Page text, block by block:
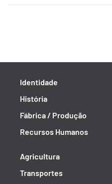
Identidade
História
Fábrica / Produção
Recursos Humanos
Agricultura
Transportes